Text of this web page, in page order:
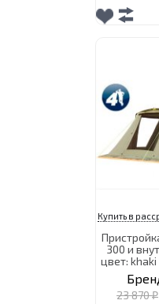
Купить в
300 и
цвет:
23 870₽